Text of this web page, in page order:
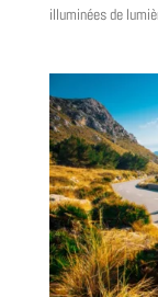
illuminées de